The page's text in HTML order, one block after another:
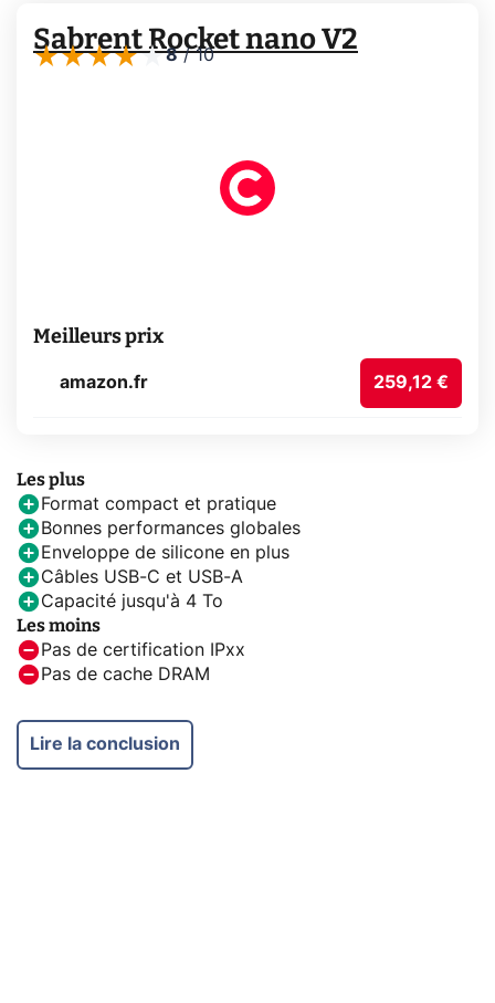
Sabrent Rocket nano V2
8/10
Meilleurs prix
amazon.fr 259,12 €
Les plus
Format compact et pratique
Bonnes performances globales
Enveloppe de silicone en plus
Câbles USB-C et USB-A
Capacité jusqu'à 4 To
Les moins
Pas de certification IPxx
Pas de cache DRAM
Lire la conclusion